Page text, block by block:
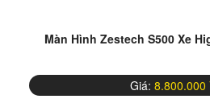
Màn Hình Zestech S500 Xe
Giá: 8.800.000